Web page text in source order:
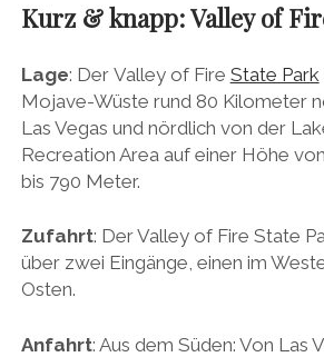
Kurz & knapp: Valley of
Lage: Der Valley of Fire State Park
Mojave-Wüste rund 80 Kilometer
Las Vegas und nördlich von der
Recreation Area auf einer Höhe
bis 790 Meter.
Zufahrt: Der Valley of Fire State
über zwei Eingänge, einen im
Osten.
Anfahrt: Aus dem Süden: Von Las